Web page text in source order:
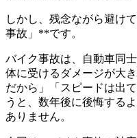
しかし、残念ながら避け
事故」**です。
バイク事故は、自動車同
体に受けるダメージが大
だから」「スピードは出
うと、数年後に後悔する
ありません。